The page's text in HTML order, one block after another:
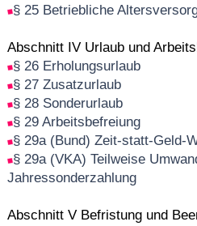
§ 25 Betriebliche
Abschnitt IV Urlaub und
§ 26 Erholungsurlaub
§ 27 Zusatzurlaub
§ 28 Sonderurlaub
§ 29 Arbeitsbefreiung
§ 29a (Bund) Zeit-statt-Geld-
§ 29a (VKA) Teilweise
Jahressonderzahlung
Abschnitt V Befristung und